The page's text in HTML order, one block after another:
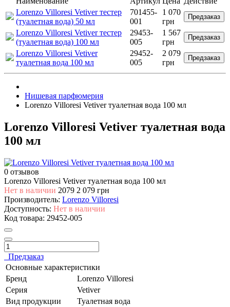
Lorenzo Villoresi Vetiver тестер
(туалетная вода) 50 мл
701455-
001
1 070
грн
Предзаказ
Lorenzo Villoresi Vetiver тестер
(туалетная вода) 100 мл
29453-
005
1 567
грн
Предзаказ
Lorenzo Villoresi Vetiver
туалетная вода 100 мл
29452-
005
2 079
грн
Предзаказ
Нишевая парфюмерия
Lorenzo Villoresi Vetiver туалетная вода 100 мл
Lorenzo Villoresi Vetiver туалетная вода
100 мл
0 отзывов
Lorenzo Villoresi Vetiver туалетная вода 100 мл
Нет в наличии 2079 2 079 грн
Производитель: Lorenzo Villoresi
Доступность: Нет в наличии
Код товара: 29452-005
Предзаказ
Основные характеристики
Бренд
Lorenzo Villoresi
Серия
Vetiver
Вид продукции
Туалетная вода